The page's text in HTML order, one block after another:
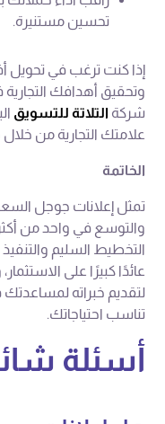
تحسين مستنيرة.
إذا كنت ترغب في تحويل
وتحقيق أهدافك
شركة التلاتة للتسويق
علامتك التجارية من
الخاتمة
تمثل إعلانات جوجل
والتوسع في واحد من
التخطيط السليم
عائدًا كبيرًا على
لتقديم خبراته لمساعدتك
تناسب احتياجاتك.
أسئلة